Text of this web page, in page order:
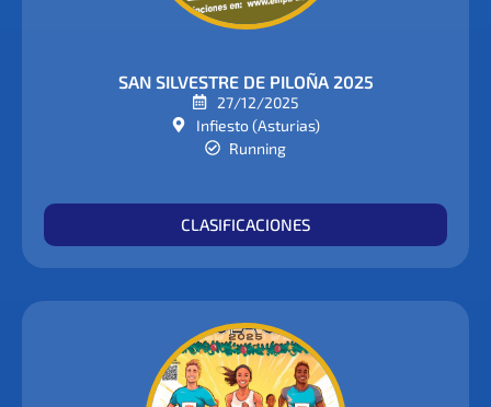
SAN SILVESTRE DE PILOÑA 2025
27/12/2025
Infiesto (Asturias)
Running
CLASIFICACIONES